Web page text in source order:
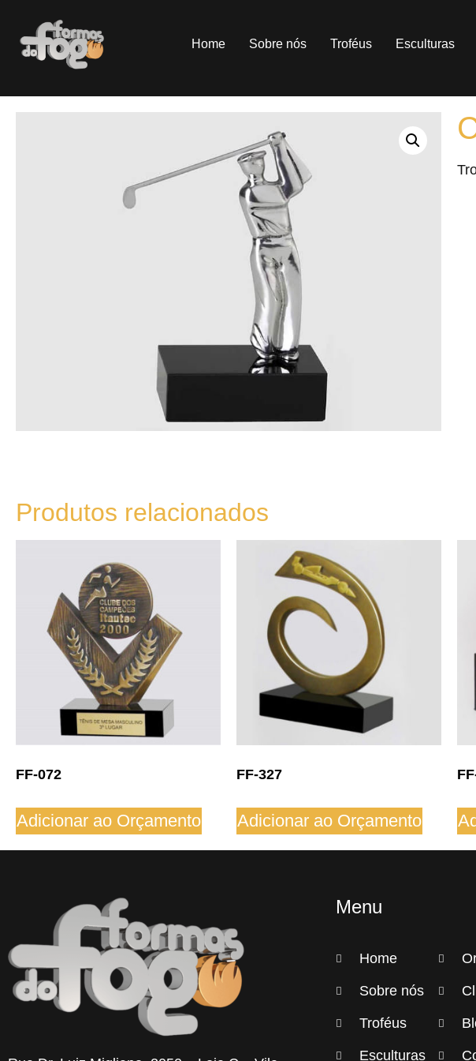
Home Sobre nós Troféus Esculturas
Produtos relacionados
FF-072
Adicionar ao Orçamento
FF-327
Adicionar ao Orçamento
Menu
Home
Sobre nós
Troféus
Esculturas